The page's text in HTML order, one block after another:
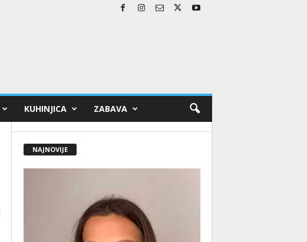
KUHINJICA ZABAVA
NAJNOVIJE